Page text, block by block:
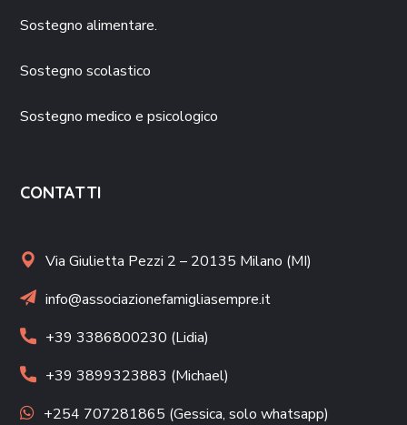
Sostegno alimentare.
Sostegno scolastico
Sostegno medico e psicologico
CONTATTI
Via Giulietta Pezzi 2 – 20135 Milano (MI)
info@associazionefamigliasempre.it
+39 3386800230 (Lidia)
+39 3899323883 (Michael)
+254 707281865 (Gessica, solo whatsapp)